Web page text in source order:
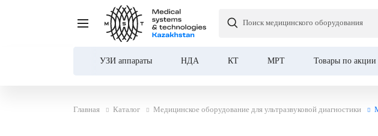
Поиск медицинского оборудования
УЗИ аппараты НДА КТ МРТ Товары по акции
Главная Каталог Медицинское оборудование для ультразвуковой диагностики